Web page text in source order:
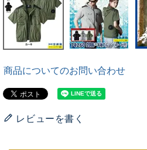
商品についてのお問い合わせ
レビューを書く